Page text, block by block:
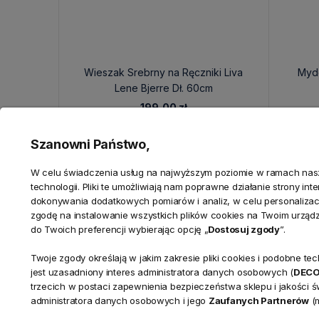
Wieszak Srebrny na Ręczniki Liva
Lene Bjerre Dł. 60cm
199,00 zł
KONTAKT
Realizacja zamówień
+ 48 721 772 234
Doradztwo produktowe Showroom
Szanowni Państwo,
W celu świadczenia usług na najwyższym poziomie w ramach
technologii. Pliki te umożliwiają nam poprawne działanie strony
dokonywania dodatkowych pomiarów i analiz, w celu
zgodę na instalowanie wszystkich plików cookies na Twoim
do Twoich preferencji wybierając opcję „Dostosuj zgody”.
Twoje zgody określają w jakim zakresie pliki cookies i podobne
jest uzasadniony interes administratora danych osobowych (
trzecich w postaci zapewnienia bezpieczeństwa sklepu i jakości
administratora danych osobowych i jego Zaufanych Partnerów